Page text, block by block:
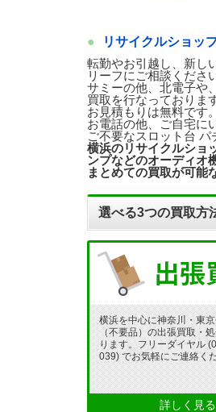
リサイクルショッ
転勤やお引越し、新し
リーフにご相談くださ
サミーの他、北電子や
買取を行なっておりま
お見積もりは無料です。
お電話の他、ご自宅に
ご不要なスロット台 パ
横浜のリサイクルショ
ンプなどのオーディオ
まとめての買取が可能
選べる3つの買取方
横浜を中心に神奈川・東
（不要品）の出張買取・
ります。フリーダイヤル
039) でお気軽にご連絡く
詳しく見る